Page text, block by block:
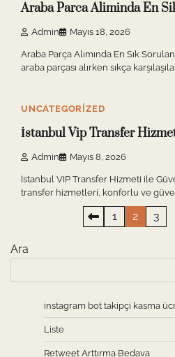
Araba Parca Aliminda En
Admin Mayıs 18, 2026
Araba Parça Alımında En Sık
araba parçası alırken sıkça
UNCATEGORIZED
İstanbul Vip Transfer
Admin Mayıs 8, 2026
İstanbul VIP Transfer Hizmeti ile
transfer hizmetleri, konforlu ve
sayfalaması
1 2 3
Ara
instagram bot takipçi kasma
Liste
Retweet Arttırma Bedava